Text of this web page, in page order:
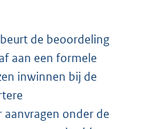
de beoordeling
aan een formele
inwinnen bij de
onder de